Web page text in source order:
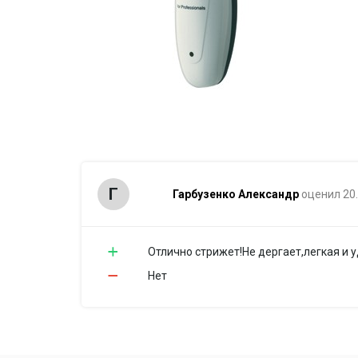
Г Гарбузенко Александр оценил
Отлично стрижет!Не дергает,легкая и
Нет